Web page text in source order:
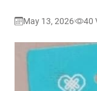
May 13, 2026 40